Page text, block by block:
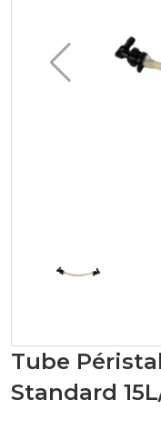
Tube
Standard